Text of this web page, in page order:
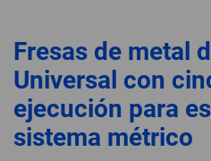
Fresas de metal
Universal con
ejecución para
sistema métrico